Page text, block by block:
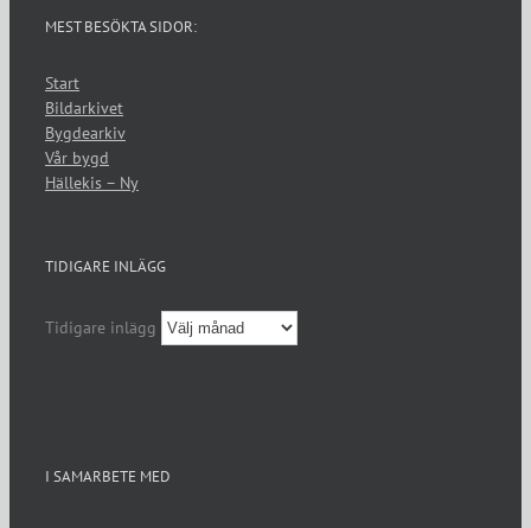
MEST BESÖKTA SIDOR:
Start
Bildarkivet
Bygdearkiv
Vår bygd
Hällekis – Ny
TIDIGARE INLÄGG
Tidigare inlägg
I SAMARBETE MED